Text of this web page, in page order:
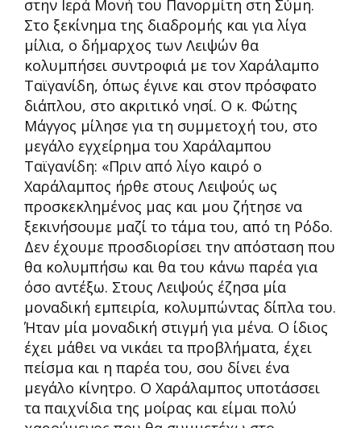
στην Ιερά Μονή του Πανορμίτη στη Σύμη.
Στο ξεκίνημα της διαδρομής και για λίγα
μίλια, ο δήμαρχος των Λειψών θα
κολυμπήσει συντροφιά με τον Χαράλαμπο
Ταϊγανίδη, όπως έγινε και στον πρόσφατο
διάπλου, στο ακριτικό νησί. Ο κ. Φώτης
Μάγγος μίλησε για τη συμμετοχή του, στο
μεγάλο εγχείρημα του Χαράλαμπου
Ταϊγανίδη: «Πριν από λίγο καιρό ο
Χαράλαμπος ήρθε στους Λειψούς ως
προσκεκλημένος μας και μου ζήτησε να
ξεκινήσουμε μαζί το τάμα του, από τη Ρόδο.
Δεν έχουμε προσδιορίσει την απόσταση που
θα κολυμπήσω και θα του κάνω παρέα για
όσο αντέξω. Στους Λειψούς έζησα μία
μοναδική εμπειρία, κολυμπώντας δίπλα του.
Ήταν μία μοναδική στιγμή για μένα. Ο ίδιος
έχει μάθει να νικάει τα προβλήματα, έχει
πείσμα και η παρέα του, σου δίνει ένα
μεγάλο κίνητρο. Ο Χαράλαμπος υποτάσσει
τα παιχνίδια της μοίρας και είμαι πολύ